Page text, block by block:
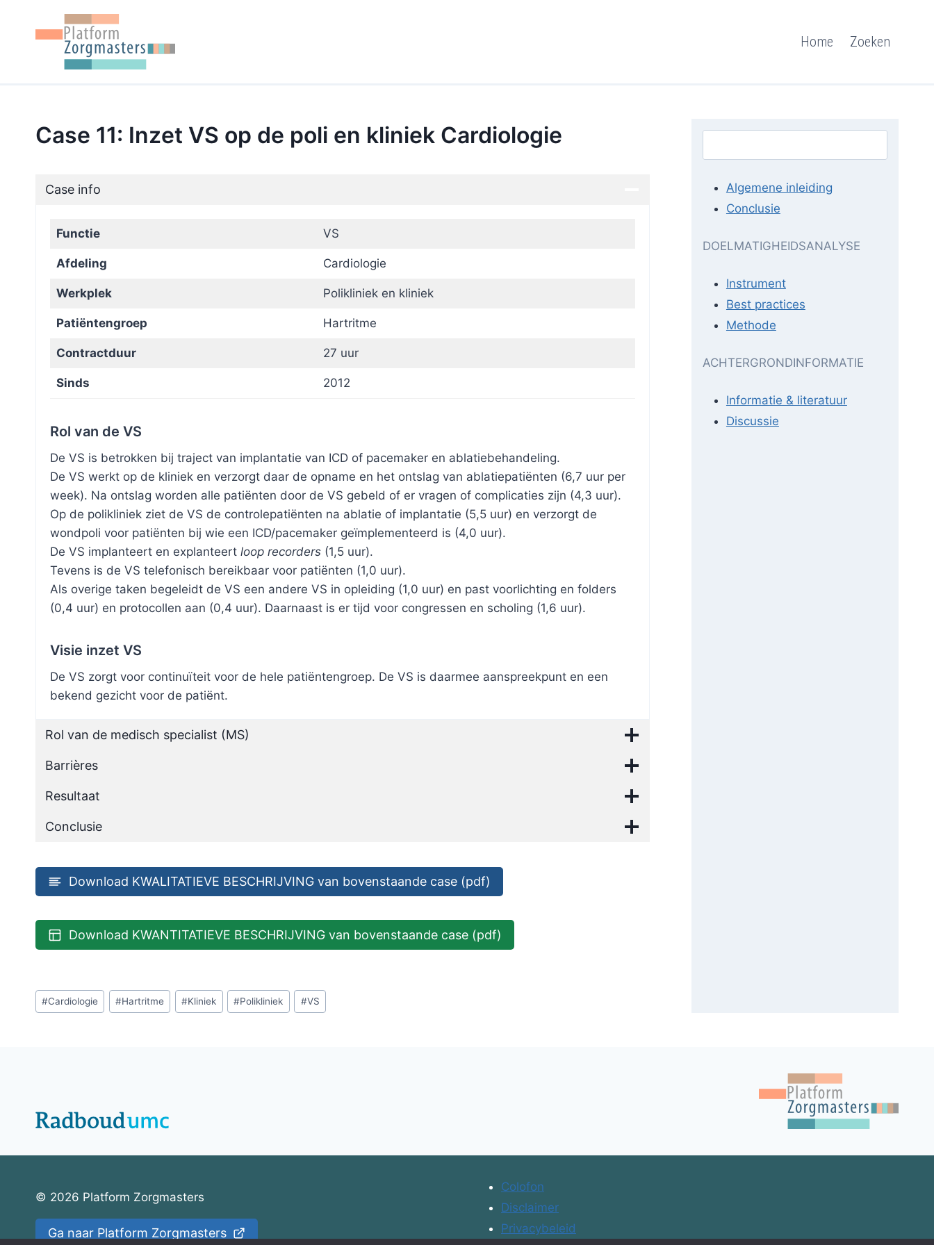
Home Zoeken
Case 11: Inzet VS op de poli en kliniek Cardiologie
Case info
Functie VS
Afdeling Cardiologie
Werkplek Polikliniek en kliniek
Patiëntengroep Hartritme
Contractduur 27 uur
Sinds 2012
Rol van de VS
De VS is betrokken bij traject van implantatie van ICD of pacemaker en ablatiebehandeling.
De VS werkt op de kliniek en verzorgt daar de opname en het ontslag van ablatiepatiënten (6,7 uur per
week). Na ontslag worden alle patiënten door de VS gebeld of er vragen of complicaties zijn (4,3 uur).
Op de polikliniek ziet de VS de controlepatiënten na ablatie of implantatie (5,5 uur) en verzorgt de
wondpoli voor patiënten bij wie een ICD/pacemaker geïmplementeerd is (4,0 uur).
De VS implanteert en explanteert loop recorders (1,5 uur).
Tevens is de VS telefonisch bereikbaar voor patiënten (1,0 uur).
Als overige taken begeleidt de VS een andere VS in opleiding (1,0 uur) en past voorlichting en folders
(0,4 uur) en protocollen aan (0,4 uur). Daarnaast is er tijd voor congressen en scholing (1,6 uur).
Visie inzet VS
De VS zorgt voor continuïteit voor de hele patiëntengroep. De VS is daarmee aanspreekpunt en een
bekend gezicht voor de patiënt.
Rol van de medisch specialist (MS)
Barrières
Resultaat
Conclusie
Download KWALITATIEVE BESCHRIJVING van bovenstaande case (pdf)
Download KWANTITATIEVE BESCHRIJVING van bovenstaande case (pdf)
Bericht
tags:
#Cardiologie #Hartritme #Kliniek #Polikliniek #VS
Algemene inleiding
Conclusie
DOELMATIGHEIDSANALYSE
Instrument
Best practices
Methode
ACHTERGRONDINFORMATIE
Informatie & literatuur
Discussie
© 2026 Platform Zorgmasters
Ga naar Platform Zorgmasters
Colofon
Disclaimer
Privacybeleid